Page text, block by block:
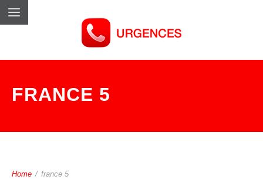
FRANCE 5
Home / france 5